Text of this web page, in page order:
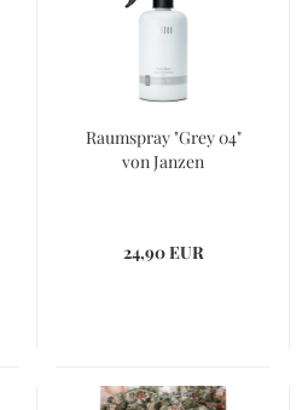
Raumspray "Grey 04"
von Janzen
24,90 EUR